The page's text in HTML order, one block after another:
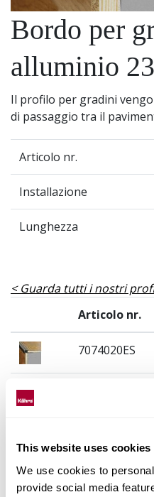
This website uses cookies
We use cookies to
provide social media
Bordo per
alluminio
Il profilo per gradini
di passaggio tra il
Articolo nr.
Installazione
Lunghezza
Guarda tutti i nostri
Articolo nr.
7074020ES
7074020SN